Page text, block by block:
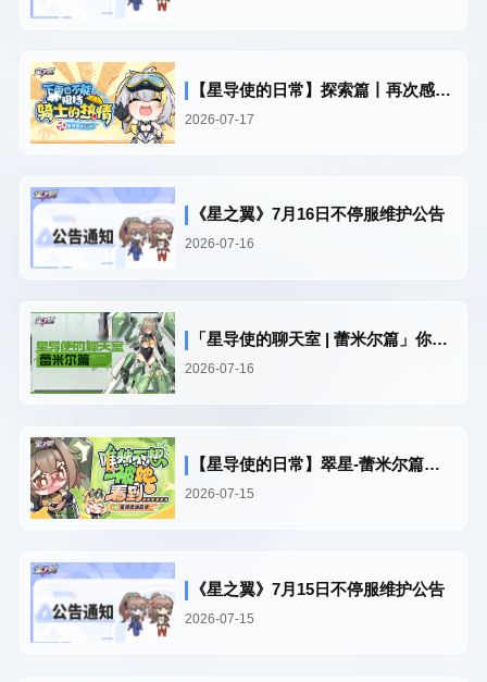
【星导使的日常】探索篇丨再次感受到了苍炎的力量...
2026-07-17
《星之翼》7月16日不停服维护公告
2026-07-16
「星导使的聊天室 | 蕾米尔篇」你到底是谁？
2026-07-16
【星导使的日常】翠星-蕾米尔篇丨一不小心就撞树了...
2026-07-15
《星之翼》7月15日不停服维护公告
2026-07-15